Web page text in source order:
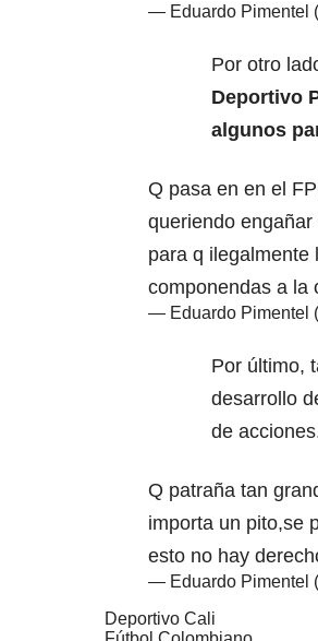
— Eduardo Pimentel
Por otro
Deportivo
algunos
Q pasa en en el
queriendo
para q ilegalmente
componendas a la
— Eduardo Pimentel
Por último,
desarrollo
de
Q patraña tan
importa un pito,se
esto no hay
— Eduardo Pimentel
Deportivo Cali